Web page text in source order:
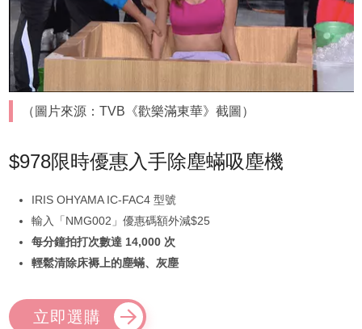
（圖片來源：TVB《歡樂滿東華》截圖）
$978限時優惠入手除塵蟎吸塵機
IRIS OHYAMA IC-FAC4 型號
輸入「NMG002」優惠碼額外減$25
每分鐘拍打次數達 14,000 次
輕鬆清除床褥上的塵蟎、灰塵
立即選購